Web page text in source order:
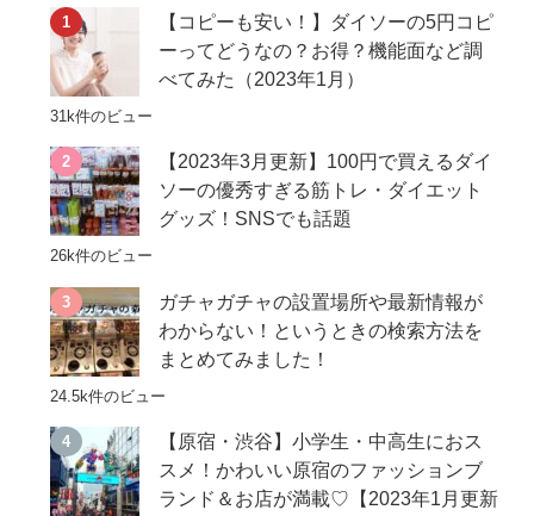
【コピーも安い！】ダイソーの5円コピ
ーってどうなの？お得？機能面など調
べてみた（2023年1月）
31k件のビュー
【2023年3月更新】100円で買えるダイ
ソーの優秀すぎる筋トレ・ダイエット
グッズ！SNSでも話題
26k件のビュー
ガチャガチャの設置場所や最新情報が
わからない！というときの検索方法を
まとめてみました！
24.5k件のビュー
【原宿・渋谷】小学生・中高生におス
スメ！かわいい原宿のファッションブ
ランド＆お店が満載♡【2023年1月更新